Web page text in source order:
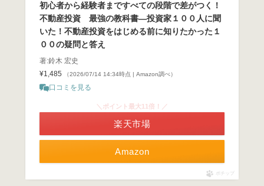
初心者から経験者まですべての段階で差がつく！
不動産投資 最強の教科書―投資家１００人に聞
いた！不動産投資をはじめる前に知りたかった１
００の疑問と答え
著:鈴木 宏史
¥1,485
（2026/07/14 14:34時点 | Amazon調べ）
口コミを見る
Amazon
＼ポイント最大11倍！／
楽天市場
ポチップ